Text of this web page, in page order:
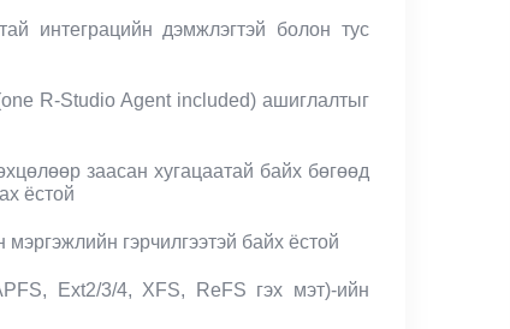
интеграцийн дэмжлэгтэй болон тус
R-Studio Agent included) ашиглалтыг
заасан хугацаатай байх бөгөөд
ёстой
гэрчилгээтэй байх ёстой
Ext2/3/4, XFS, ReFS гэх мэт)-ийн